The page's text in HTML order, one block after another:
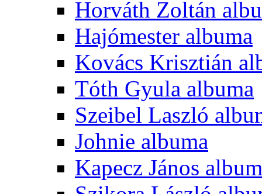
Horváth Zoltán
Hajómester albuma
Kovács Krisztián
Tóth Gyula albuma
Szeibel Laszló
Johnie albuma
Kapecz János